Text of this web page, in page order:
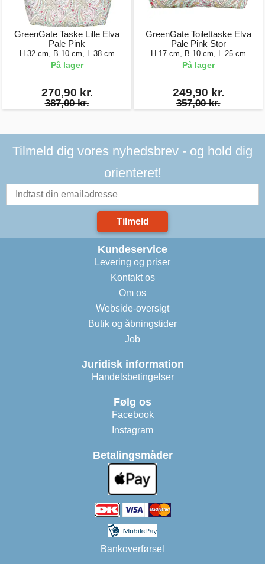
GreenGate Taske Lille Elva
Pale Pink
H 32 cm, B 10 cm, L 38 cm
På lager
270,90 kr.
387,00 kr.
GreenGate Toilettaske Elva
Pale Pink Stor
H 17 cm, B 10 cm, L 25 cm
På lager
249,90 kr.
357,00 kr.
Tilmeld dig vores nyhedsbrev - og hold dig
orienteret!
Tilmeld
Kundeservice
Levering og priser
Kontakt os
Om os
Webside-oversigt
Butik og åbningstider
Job
Juridisk information
Handelsbetingelser
Følg os
Facebook
Instagram
Betalingsmåder
Bankoverførsel